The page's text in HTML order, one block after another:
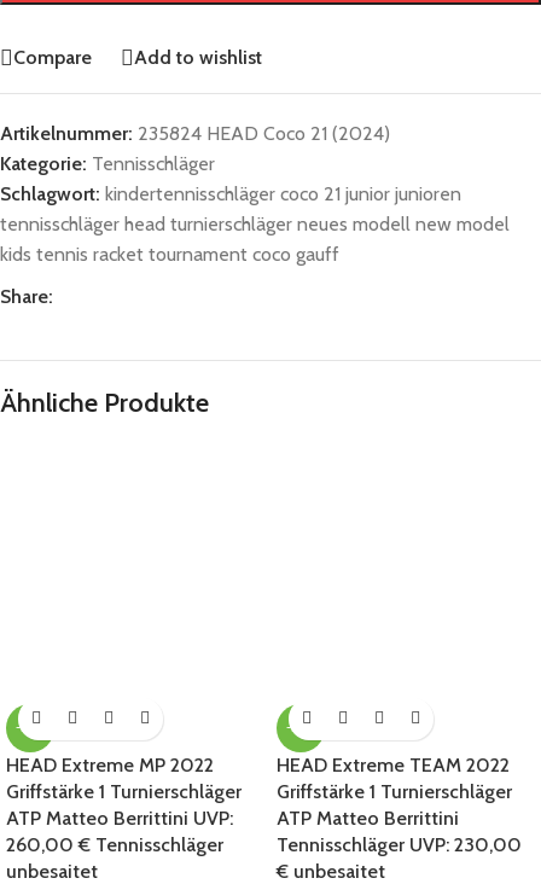
Compare Add to wishlist
Artikelnummer: 235824 HEAD Coco 21 (2024)
Kategorie: Tennisschläger
Schlagwort: kindertennisschläger coco 21 junior junioren
tennisschläger head turnierschläger neues modell new model
kids tennis racket tournament coco gauff
Share:
Ähnliche Produkte
-35%
HEAD Extreme MP 2022
Griffstärke 1 Turnierschläger
ATP Matteo Berrittini UVP:
260,00 € Tennisschläger
unbesaitet
-35%
HEAD Extreme TEAM 2022
Griffstärke 1 Turnierschläger
ATP Matteo Berrittini
Tennisschläger UVP: 230,00
€ unbesaitet